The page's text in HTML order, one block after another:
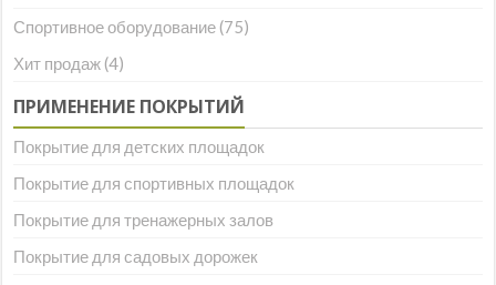
Спортивное оборудование (75)
Хит продаж (4)
ПРИМЕНЕНИЕ ПОКРЫТИЙ
Покрытие для детских площадок
Покрытие для спортивных площадок
Покрытие для тренажерных залов
Покрытие для садовых дорожек